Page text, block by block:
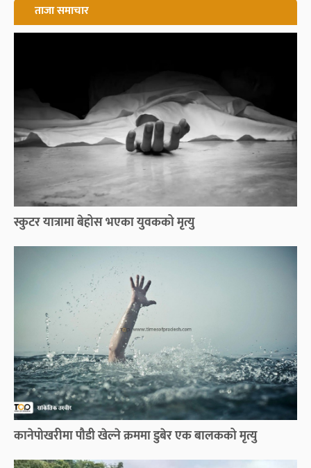
ताजा समाचार
स्कुटर यात्रामा बेहोस भएका युवकको मृत्यु
कानेपोखरीमा पौडी खेल्ने क्रममा डुबेर एक बालकको मृत्यु